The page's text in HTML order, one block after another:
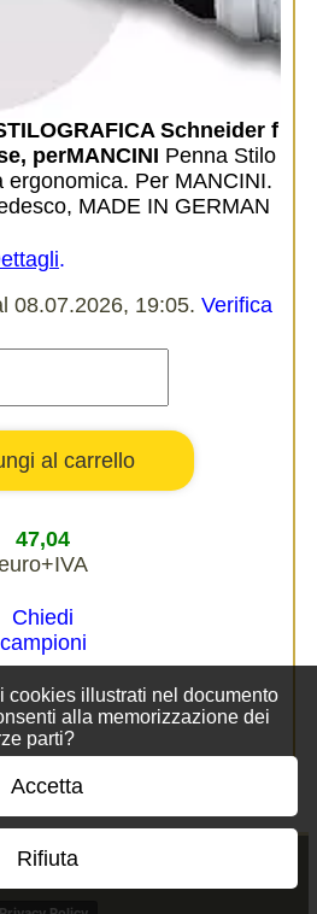
cookies illustrati nel documento
alla memorizzazione dei
parti?
Accetta
Rifiuta
Schneider f
perMANCINI Penna Stilo
ergonomica. Per MANCINI.
MADE IN GERMAN
.
08.07.2026, 19:05. Verifica
47,04
Chiedi
campioni